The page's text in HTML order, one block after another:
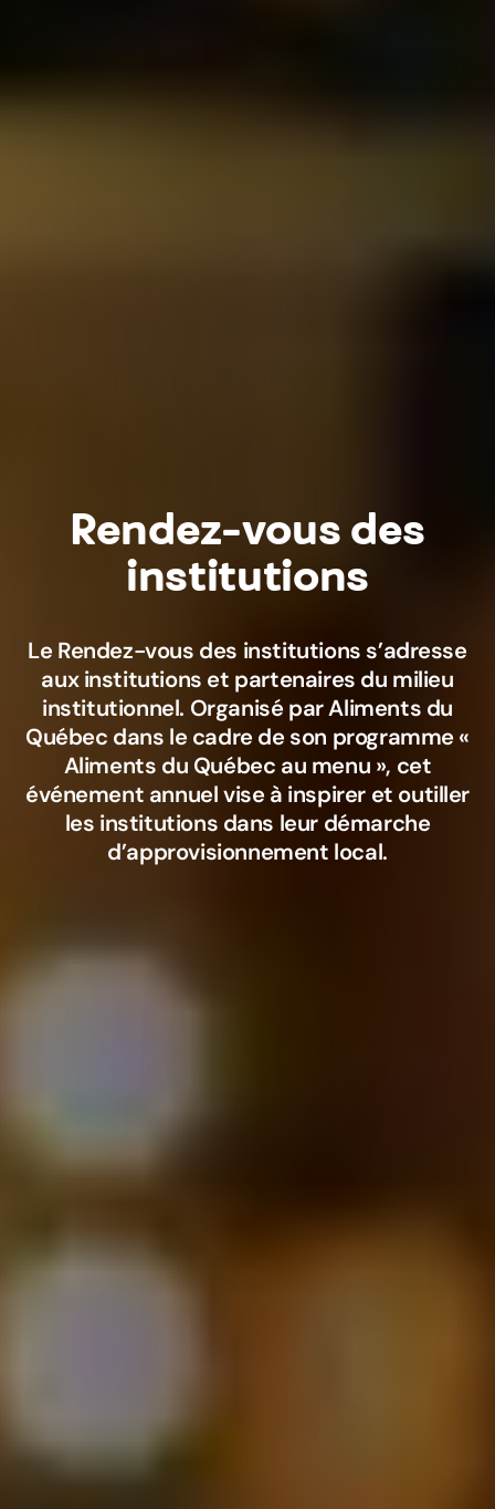
Rendez-vous des
institutions
Le Rendez-vous des institutions s’adresse
aux institutions et partenaires du milieu
institutionnel. Organisé par Aliments du
Québec dans le cadre de son programme «
Aliments du Québec au menu », cet
événement annuel vise à inspirer et outiller
les institutions dans leur démarche
d’approvisionnement local.